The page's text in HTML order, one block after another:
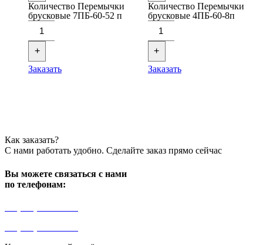
Количество Перемычки
брусковые 7ПБ-60-52 п
+
Заказать
Количество Перемычки
брусковые 4ПБ-60-8п
+
Заказать
Как заказать?
С нами работать удобно. Сделайте заказ прямо сейчас
Вы можете связаться с нами
по телефонам: